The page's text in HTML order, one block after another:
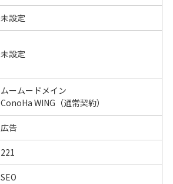
未設定
未設定
ムームードメイン
ConoHa WING（通常契約）
広告
221
SEO